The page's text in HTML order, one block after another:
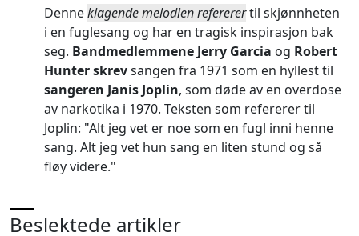
Denneklagende melodien refererertil skjønnheten
i en fuglesang og har en tragisk inspirasjon bak
seg. Bandmedlemmene Jerry Garcia og Robert
Hunter skrevsangen fra 1971 som en hyllest til
sangeren Janis Joplin, som døde av en overdose
av narkotika i 1970. Teksten som refererer til
Joplin: "Alt jeg vet er noe som en fugl inni henne
sang. Alt jeg vet hun sang en liten stund og så
fløy videre."
Beslektede artikler